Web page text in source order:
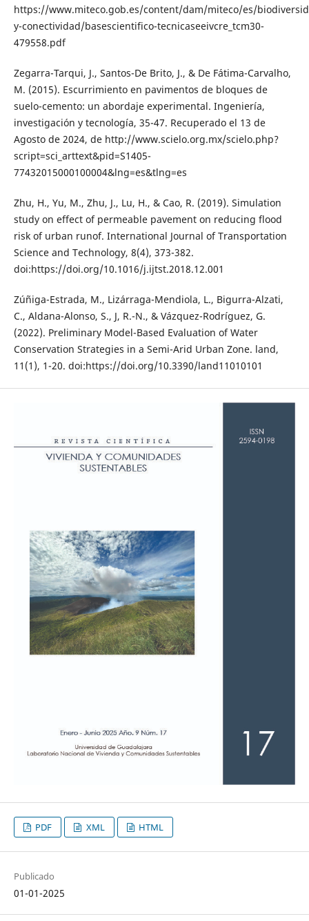
https://www.miteco.gob.es/content/dam/miteco/es/
y-conectividad/basescientifico-tecnicaseeivcre_tcm30-
479558.pdf
Zegarra-Tarqui, J., Santos-De Brito, J., & De Fátima-Carvalho,
M. (2015). Escurrimiento en pavimentos de bloques de
suelo-cemento: un abordaje experimental. Ingeniería,
investigación y tecnología, 35-47. Recuperado el 13 de
Agosto de 2024, de http://www.scielo.org.mx/scielo.php?
script=sci_arttext&pid=S1405-
77432015000100004&lng=es&tlng=es
Zhu, H., Yu, M., Zhu, J., Lu, H., & Cao, R. (2019). Simulation
study on effect of permeable pavement on reducing flood
risk of urban runof. International Journal of Transportation
Science and Technology, 8(4), 373-382.
doi:https://doi.org/10.1016/j.ijtst.2018.12.001
Zúñiga-Estrada, M., Lizárraga-Mendiola, L., Bigurra-Alzati,
C., Aldana-Alonso, S., J, R.-N., & Vázquez-Rodríguez, G.
(2022). Preliminary Model-Based Evaluation of Water
Conservation Strategies in a Semi-Arid Urban Zone. land,
11(1), 1-20. doi:https://doi.org/10.3390/land11010101
PDF XML HTML
Publicado
01-01-2025